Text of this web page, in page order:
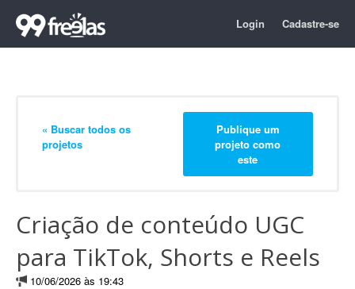
Login Cadastre-se
« Buscar todos os
projetos
Publique um
projeto como
este
Criação de conteúdo UGC
para TikTok, Shorts e Reels
10/06/2026 às 19:43